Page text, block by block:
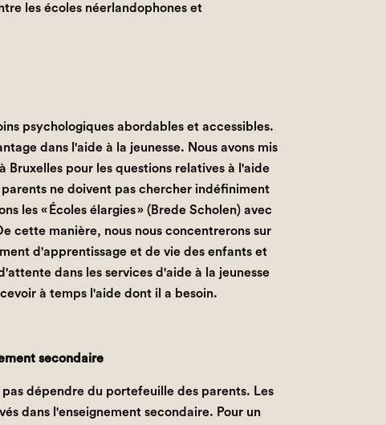
les écoles néerlandophones et
psychologiques abordables et accessibles.
dans l'aide à la jeunesse. Nous avons mis
pour les questions relatives à l'aide
ne doivent pas chercher indéfiniment
les « Écoles élargies » (Brede Scholen) avec
cette manière, nous nous concentrerons sur
d'apprentissage et de vie des enfants et
dans les services d'aide à la jeunesse
à temps l'aide dont il a besoin.
secondaire
dépendre du portefeuille des parents. Les
dans l'enseignement secondaire. Pour un